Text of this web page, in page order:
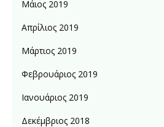
Μάιος 2019
Απρίλιος 2019
Μάρτιος 2019
Φεβρουάριος 2019
Ιανουάριος 2019
Δεκέμβριος 2018